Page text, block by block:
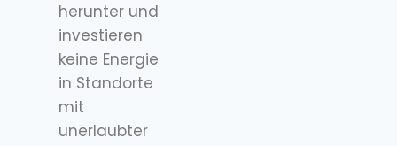
herunter und
investieren
keine Energie
in Standorte
mit
unerlaubter